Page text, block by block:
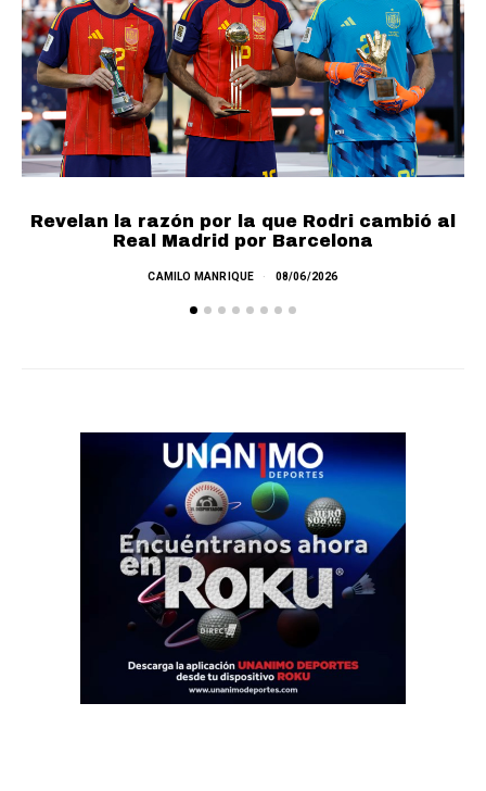
Revelan la razón por la que Rodri cambió al
Real Madrid por Barcelona
CAMILO MANRIQUE 08/06/2026